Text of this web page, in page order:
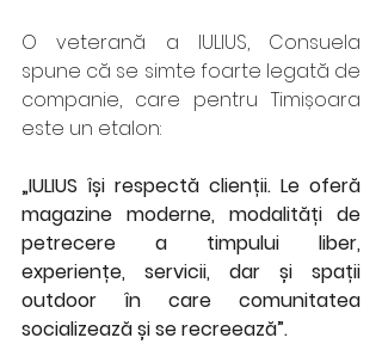
O veterană a IULIUS, Consuela
spune că se simte foarte legată de
companie, care pentru Timișoara
este un etalon:
„IULIUS își respectă clienții. Le oferă
magazine moderne, modalități de
petrecere a timpului liber,
experiențe, servicii, dar și spații
outdoor în care comunitatea
socializează și se recreează”.